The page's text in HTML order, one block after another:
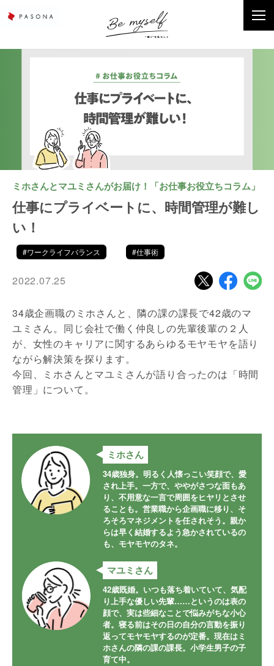
ミホさんとマユミさんがお届け！「お仕事お役立ちコラム」
仕事にプライベートに、時間管理が難し
い！
#ワークライフバランス #仕事術
2022.07.25
34歳企画職のミホさんと、隣の課の課長で42歳のマ
ユミさん。同じ会社で働く仲良しの先輩後輩の２人
が、女性のキャリアに関するあらゆるモヤモヤを語り
ながら解決策を探ります。
今回、ミホさんとマユミさんが語り合ったのは「時間
管理」について。
ミホさん
34歳独身。明るく人懐っこい笑顔で、愛
され上手。一方で、ややがさつな面もあ
り、不用意な一言で周囲をヒヤリとさせ
ることも。営業職から企画職に移り、そ
ろそろマネジメントを任されそう。親か
らは早く結婚するよう急かされているの
も、モヤモヤのタネ。
マユミさん
42歳既婚。いつも落ち着いていて、気配
り上手な優しい先輩……というのは表の
顔で、実は些細なことで悩みがちな小心
者。寝る前はその日の自分の言動を振り
返ってモヤモヤするのが定番。現在はミ
ホさんの隣の課の課長。小学生男子の子
育て中。